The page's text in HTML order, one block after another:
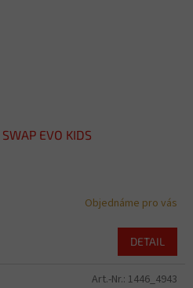
EVO KIDS
Objednáme pro vás
DETAIL
Art.-Nr.: 1446_4943